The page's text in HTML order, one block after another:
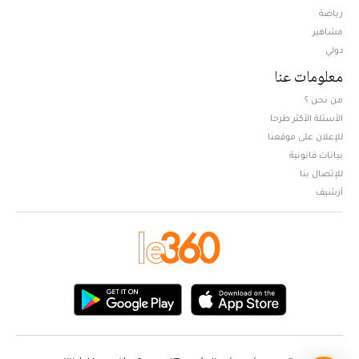
رياضة
مشاهير
دولي
معلومات عنا
من نحن ؟
الأسئلة الأكثر طرحا
للإعلان على موقعنا
بيانات قانونية
للإتصال بنا
أرشيف